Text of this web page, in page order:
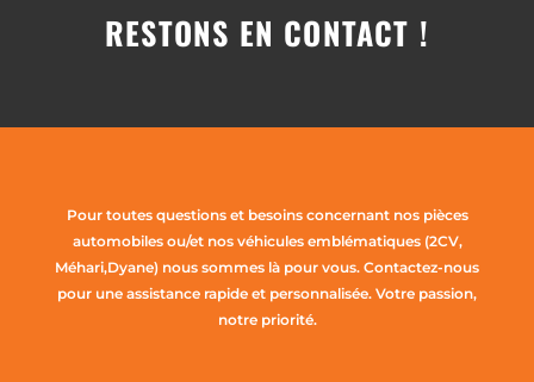
RESTONS EN CONTACT !
Pour toutes questions et besoins concernant nos pièces
automobiles ou/et nos véhicules emblématiques (2CV,
Méhari,Dyane) nous sommes là pour vous. Contactez-nous
pour une assistance rapide et personnalisée. Votre passion,
notre priorité.